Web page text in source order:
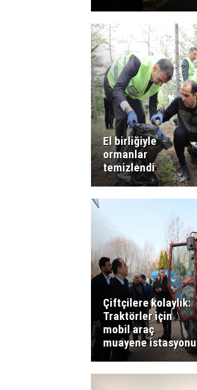
El birliğiyle
ormanlar
temizlendi
Çiftçilere kolaylık:
Traktörler için
mobil araç
muayene istasyonu